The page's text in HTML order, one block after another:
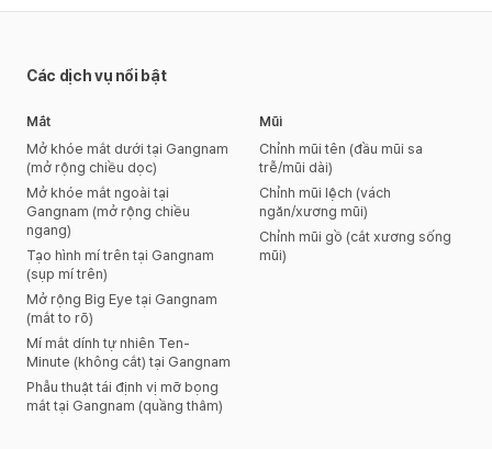
Các dịch vụ nổi bật
Mắt
Mở khóe mắt dưới tại Gangnam
(mở rộng chiều dọc)
Mở khóe mắt ngoài tại
Gangnam (mở rộng chiều
ngang)
Tạo hình mí trên tại Gangnam
(sụp mí trên)
Mở rộng Big Eye tại Gangnam
(mắt to rõ)
Mí mắt dính tự nhiên Ten-
Minute (không cắt) tại Gangnam
Phẫu thuật tái định vị mỡ bọng
mắt tại Gangnam (quầng thâm)
Mũi
Chỉnh mũi tên (đầu mũi sa
trễ/mũi dài)
Chỉnh mũi lệch (vách
ngăn/xương mũi)
Chỉnh mũi gồ (cắt xương sống
mũi)